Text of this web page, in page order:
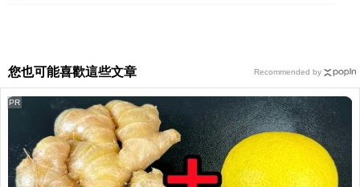
您也可能喜歡這些文章
PR
Recommended by